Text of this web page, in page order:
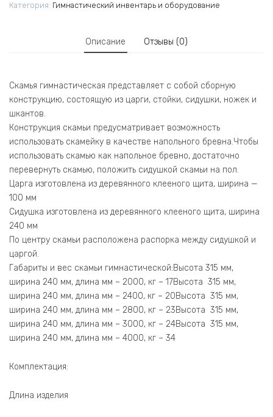
Категория: Гимнастический инвентарь и оборудование
Описание Отзывы (0)
Скамья гимнастическая представляет с собой сборную
конструкцию, состоящую из царги, стойки, сидушки, ножек и
шкантов.
Конструкция скамьи предусматривает возможность
использовать скамейку в качестве напольного бревна.Чтобы
использовать скамью как напольное бревно, достаточно
перевернуть скамью, положить сидушкой скамьи на пол.
Царга изготовлена из деревянного клееного щита, ширина —
100 мм
Сидушка изготовлена из деревянного клееного щита, ширина
240 мм
По центру скамьи расположена распорка между сидушкой и
царгой.
Габариты и вес скамьи гимнастической:Высота 315 мм,
ширина 240 мм, длина мм – 2000, кг – 17Высота 315 мм,
ширина 240 мм, длина мм – 2400, кг – 20Высота 315 мм,
ширина 240 мм, длина мм – 2800, кг – 23Высота 315 мм,
ширина 240 мм, длина мм – 3000, кг – 24Высота 315 мм,
ширина 240 мм, длина мм – 4000, кг – 34
Комплектация:
Длина изделия